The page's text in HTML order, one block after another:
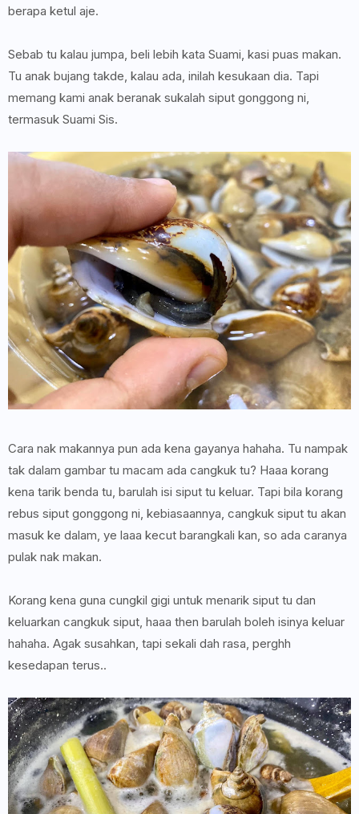
berapa ketul aje.
Sebab tu kalau jumpa, beli lebih kata Suami, kasi puas makan.
Tu anak bujang takde, kalau ada, inilah kesukaan dia. Tapi
memang kami anak beranak sukalah siput gonggong ni,
termasuk Suami Sis.
Cara nak makannya pun ada kena gayanya hahaha. Tu nampak
tak dalam gambar tu macam ada cangkuk tu? Haaa korang
kena tarik benda tu, barulah isi siput tu keluar. Tapi bila korang
rebus siput gonggong ni, kebiasaannya, cangkuk siput tu akan
masuk ke dalam, ye laaa kecut barangkali kan, so ada caranya
pulak nak makan.
Korang kena guna cungkil gigi untuk menarik siput tu dan
keluarkan cangkuk siput, haaa then barulah boleh isinya keluar
hahaha. Agak susahkan, tapi sekali dah rasa, perghh
kesedapan terus..